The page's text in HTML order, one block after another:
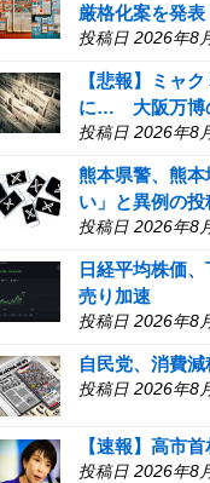
厳格化案を発表
投稿日 2026年8
【悲報】ミャ
に… 大阪万博
投稿日 2026年8
熊本県警、熊
い」と異例の
投稿日 2026年8
日経平均株価
売り加速
投稿日 2026年8
自民党、消費
投稿日 2026年8
【速報】高市
投稿日 2026年8